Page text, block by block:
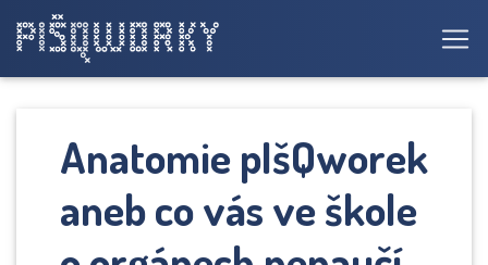
Anatomie pIšQworek
aneb co vás ve škole